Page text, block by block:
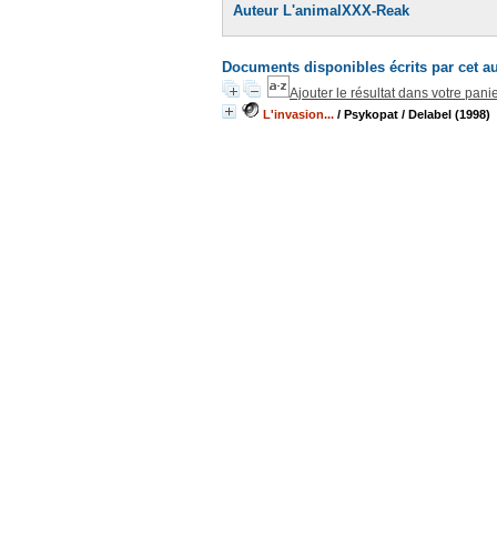
Auteur L'animalXXX-Reak
Documents disponibles écrits par cet
Ajouter le résultat dans votre
L'invasion... / Psykopat / Delabel (1998)